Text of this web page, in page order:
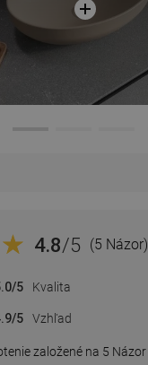
4.8/5 (5 Názor)
založené na 5 Názor
/5 Kvalita
/5 Vzhľad